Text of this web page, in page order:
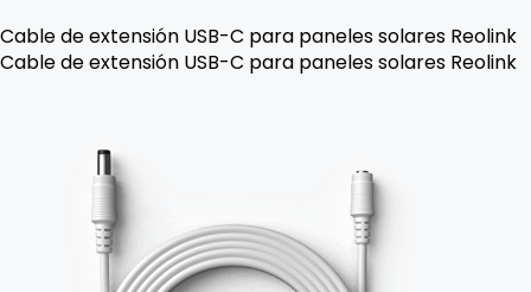
Cable de extensión USB-C para paneles solares Reolink
Cable de extensión USB-C para paneles solares Reolink